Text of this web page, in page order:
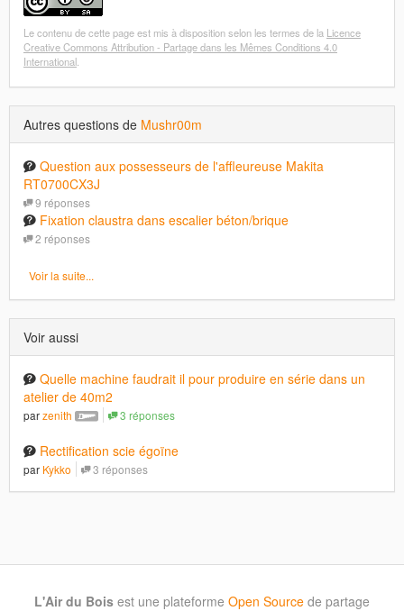
Le contenu de cette page est mis à disposition selon les termes de la Licence
Creative Commons Attribution - Partage dans les Mêmes Conditions 4.0
International
Autres questions de Mushr00m
Question aux possesseurs de l'affleureuse Makita
RT0700CX3J
9 réponses
Fixation claustra dans escalier béton/brique
2 réponses
Voir la suite...
Voir aussi
Quelle machine faudrait il pour produire en série dans un
atelier de 40m2
parzenith 3 réponses
Rectification scie égoïne
par Kykko 3 réponses
L'Air du Bois est une plateforme Open Source de partage